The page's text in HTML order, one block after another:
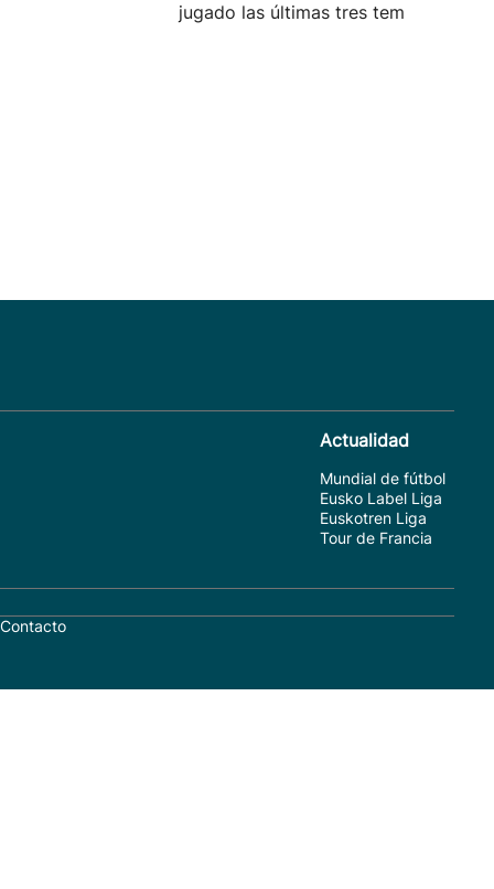
jugado las últimas tres temporadas.
Actualidad
Mundial de fútbol
Eusko Label Liga
Euskotren Liga
Tour de Francia
Contacto